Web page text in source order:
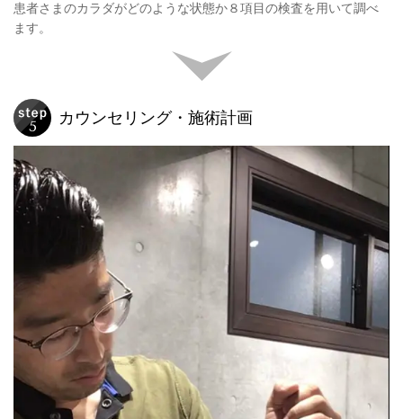
患者さまのカラダがどのような状態か８項目の検査を用いて調べ
ます。
カウンセリング・施術計画